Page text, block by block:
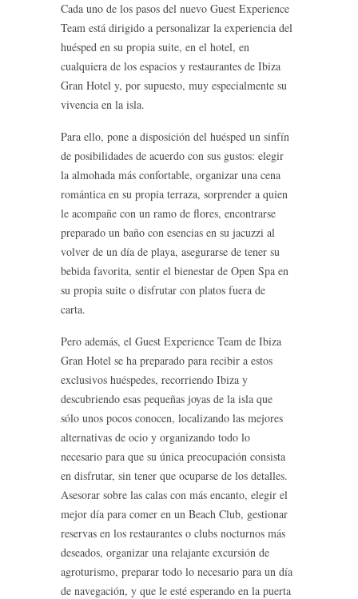
Cada uno de los pasos del nuevo Guest Experience
Team está dirigido a personalizar la experiencia del
huésped en su propia suite, en el hotel, en
cualquiera de los espacios y restaurantes de Ibiza
Gran Hotel y, por supuesto, muy especialmente su
vivencia en la isla.
Para ello, pone a disposición del huésped un sinfín
de posibilidades de acuerdo con sus gustos: elegir
la almohada más confortable, organizar una cena
romántica en su propia terraza, sorprender a quien
le acompañe con un ramo de flores, encontrarse
preparado un baño con esencias en su jacuzzi al
volver de un día de playa, asegurarse de tener su
bebida favorita, sentir el bienestar de Open Spa en
su propia suite o disfrutar con platos fuera de
carta.
Pero además, el Guest Experience Team de Ibiza
Gran Hotel se ha preparado para recibir a estos
exclusivos huéspedes, recorriendo Ibiza y
descubriendo esas pequeñas joyas de la isla que
sólo unos pocos conocen, localizando las mejores
alternativas de ocio y organizando todo lo
necesario para que su única preocupación consista
en disfrutar, sin tener que ocuparse de los detalles.
Asesorar sobre las calas con más encanto, elegir el
mejor día para comer en un Beach Club, gestionar
reservas en los restaurantes o clubs nocturnos más
deseados, organizar una relajante excursión de
agroturismo, preparar todo lo necesario para un día
de navegación, y que le esté esperando en la puerta